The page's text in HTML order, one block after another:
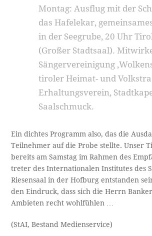
Montag: Ausflug mit der
das Hafelekar,
in der Seegrube, 20 Uhr
(Großer Stadtsaal).
Sängervereinigung
tiroler Heimat- und
Erhaltungsverein,
Saalschmuck.
Ein dichtes Programm also, das die
Teilnehmer auf die Probe stellte. Unser
bereits am Samstag im Rahmen des
treter des Internationalen Institutes des
Riesensaal in der Hofburg entstanden
den Eindruck, dass sich die Herrn
Ambieten recht wohlfühlen …
(StAI, Bestand Medienservice)